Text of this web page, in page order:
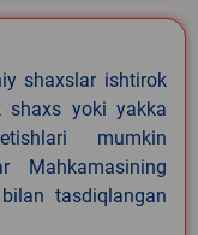
shaxslar ishtirok
shaxs yoki yakka
mumkin
Mahkamasining
tasdiqlangan